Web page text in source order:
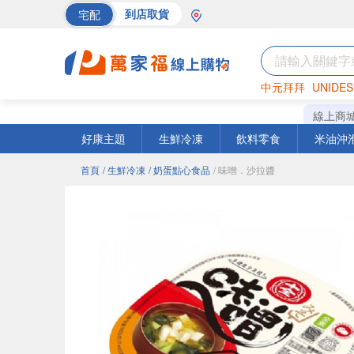
宅配 到店取貨
中元拜拜
巧克力 罐頭
線上商
好康主題
生鮮冷凍 飲料零食 米油沖
首頁 / 生鮮冷凍 / 奶蛋點心食品 / 味噌．沙拉醬